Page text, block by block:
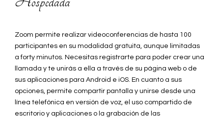
Zoom permite realizar videoconferencias de hasta 100
participantes en su modalidad gratuita, aunque limitadas
a forty minutos. Necesitas registrarte para poder crear una
llamada y te unirás a ella a través de su página web o de
sus aplicaciones para Android e iOS. En cuanto a sus
opciones, permite compartir pantalla y unirse desde una
línea telefónica en versión de voz, el uso compartido de
escritorio y aplicaciones o la grabación de las